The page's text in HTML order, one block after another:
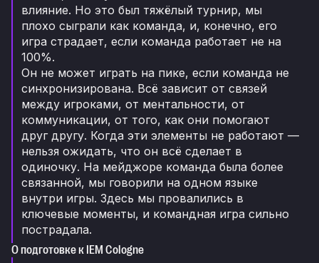
влияние. Но это был тяжёлый турнир, мы
плохо сыграли как команда, и, конечно, его
игра страдает, если команда работает не на
100%.
Он не может играть на пике, если команда не
синхронизирована. Всё зависит от связей
между игроками, от ментальности, от
коммуникации, от того, как они помогают
друг другу. Когда эти элементы не работают —
нельзя ожидать, что он всё сделает в
одиночку. На мейджоре команда была более
связанной, мы говорили на одном языке
внутри игры. Здесь мы провалились в
ключевые моменты, и командная игра сильно
пострадала.
О подготовке к IEM Cologne